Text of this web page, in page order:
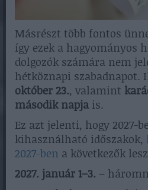
Másrészt több fontos
így ezek a hagyományos
dolgozók számára nem
hétköznapi szabadnapot.
október 23., valamint
második napja is.
Ez azt jelenti, hogy 2027-
kihasználható időszakok,
2027-ben a következők
2027. január 1–3. –